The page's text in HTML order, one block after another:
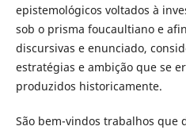
epistemológicos voltados à
sob o prisma foucaultiano e
discursivas e enunciado,
estratégias e ambição que se
produzidos historicamente.
São bem-vindos trabalhos que